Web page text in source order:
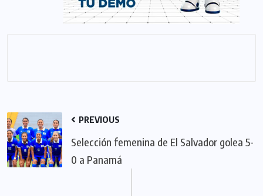
PREVIOUS
Selección femenina de El Salvador golea 5-
0 a Panamá